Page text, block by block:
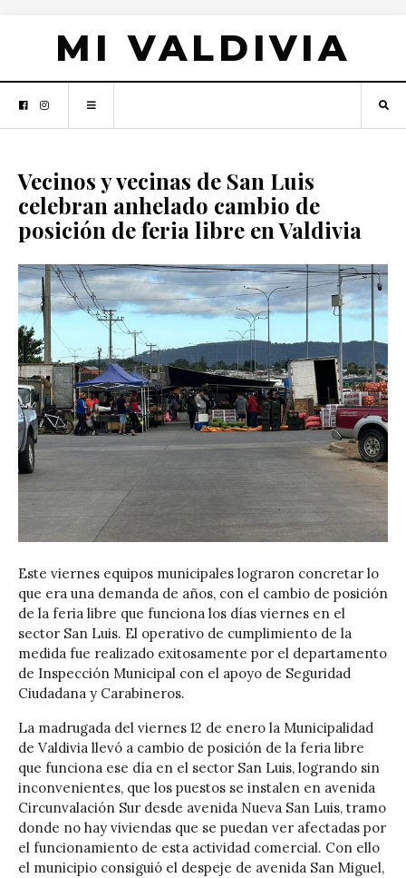
MI VALDIVIA
Vecinos y vecinas de San Luis
celebran anhelado cambio de
posición de feria libre en Valdivia
Este viernes equipos municipales lograron concretar lo
que era una demanda de años, con el cambio de posición
de la feria libre que funciona los días viernes en el
sector San Luis. El operativo de cumplimiento de la
medida fue realizado exitosamente por el departamento
de Inspección Municipal con el apoyo de Seguridad
Ciudadana y Carabineros.
La madrugada del viernes 12 de enero la Municipalidad
de Valdivia llevó a cambio de posición de la feria libre
que funciona ese día en el sector San Luis, logrando sin
inconvenientes, que los puestos se instalen en avenida
Circunvalación Sur desde avenida Nueva San Luis, tramo
donde no hay viviendas que se puedan ver afectadas por
el funcionamiento de esta actividad comercial. Con ello
el municipio consiguió el despeje de avenida San Miguel,